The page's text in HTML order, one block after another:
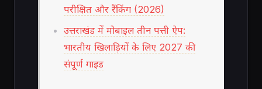
परीक्षित और रैंकिंग (2026)
उत्तराखंड में मोबाइल तीन पत्ती ऐप:
भारतीय खिलाड़ियों के लिए 2027 की
संपूर्ण गाइड